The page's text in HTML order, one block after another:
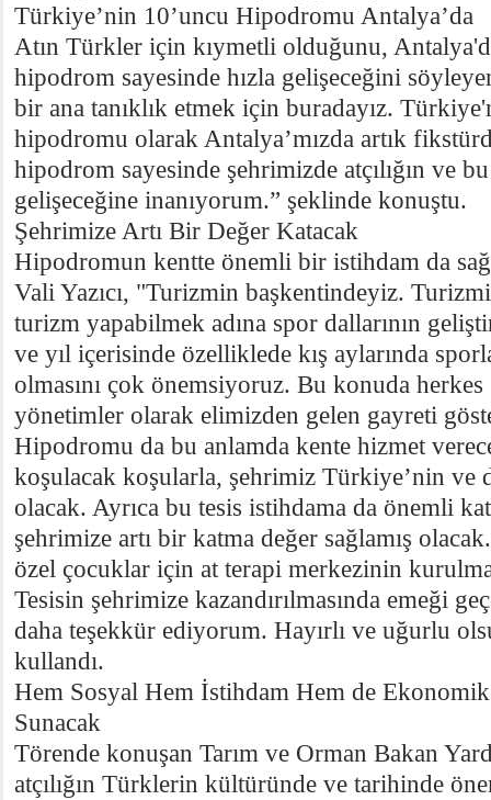
Türkiye’nin 10’uncu Hipodromu Antalya’da
Atın Türkler için kıymetli olduğunu,
hipodrom sayesinde hızla gelişeceğini
bir ana tanıklık etmek için buradayız.
hipodromu olarak Antalya’mızda artık
hipodrom sayesinde şehrimizde atçılığın ve
gelişeceğine inanıyorum.” şeklinde konuştu.
Şehrimize Artı Bir Değer Katacak
Hipodromun kentte önemli bir istihdam da
Vali Yazıcı, "Turizmin başkentindeyiz.
turizm yapabilmek adına spor dallarının
ve yıl içerisinde özelliklede kış aylarında
olmasını çok önemsiyoruz. Bu konuda
yönetimler olarak elimizden gelen gayreti
Hipodromu da bu anlamda kente hizmet
koşulacak koşularla, şehrimiz Türkiye’nin ve
olacak. Ayrıca bu tesis istihdama da önemli
şehrimize artı bir katma değer sağlamış
özel çocuklar için at terapi merkezinin
Tesisin şehrimize kazandırılmasında emeği
daha teşekkür ediyorum. Hayırlı ve uğurlu
kullandı.
Hem Sosyal Hem İstihdam Hem de
Sunacak
Törende konuşan Tarım ve Orman Bakan
atçılığın Türklerin kültüründe ve tarihinde